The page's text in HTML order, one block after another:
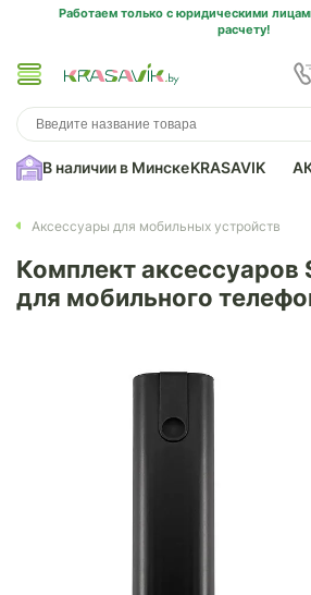
Работаем только с юридическими
расчету!
В наличии в МинскеKRASAVIK
Аксессуары для мобильных устройств
Комплект аксессуаров
для мобильного